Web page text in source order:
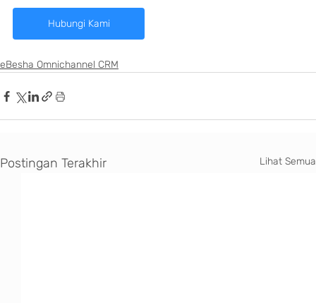
Hubungi Kami
eBesha Omnichannel CRM
Postingan Terakhir Lihat Semua